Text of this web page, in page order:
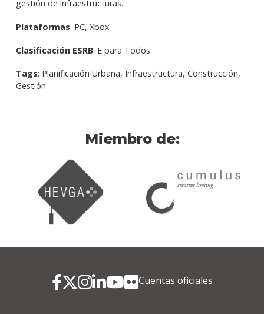
gestión de infraestructuras.
Plataformas: PC, Xbox
Clasificación ESRB: E para Todos
Tags: Planificación Urbana, Infraestructura, Construcción,
Gestión
Miembro de:
Cuentas oficiales